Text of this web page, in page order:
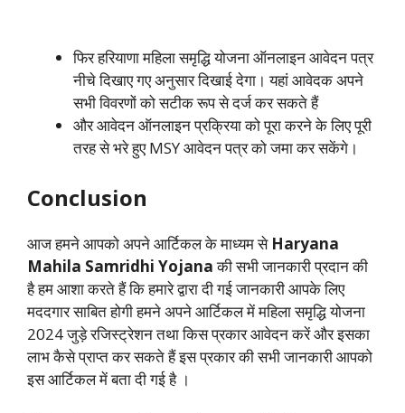
फिर हरियाणा महिला समृद्धि योजना ऑनलाइन आवेदन पत्र
नीचे दिखाए गए अनुसार दिखाई देगा। यहां आवेदक अपने
सभी विवरणों को सटीक रूप से दर्ज कर सकते हैं
और आवेदन ऑनलाइन प्रक्रिया को पूरा करने के लिए पूरी
तरह से भरे हुए MSY आवेदन पत्र को जमा कर सकेंगे।
Conclusion
आज हमने आपको अपने आर्टिकल के माध्यम से Haryana
Mahila Samridhi Yojanaकी सभी जानकारी प्रदान की
है हम आशा करते हैं कि हमारे द्वारा दी गई जानकारी आपके लिए
मददगार साबित होगी हमने अपने आर्टिकल में महिला समृद्धि योजना
2024 जुड़े रजिस्ट्रेशन तथा किस प्रकार आवेदन करें और इसका
लाभ कैसे प्राप्त कर सकते हैं इस प्रकार की सभी जानकारी आपको
इस आर्टिकल में बता दी गई है ।